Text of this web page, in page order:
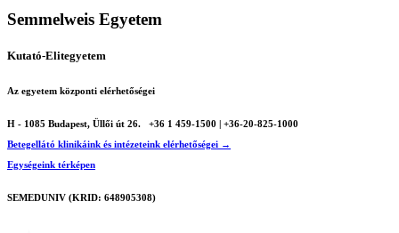
Semmelweis Egyetem
Kutató-Elitegyetem
Az egyetem központi elérhetőségei
H - 1085 Budapest, Üllői út 26.
+36 1 459-1500 | +36-20-825-1000
Betegellátó klinikáink és intézeteink elérhetőségei →
Egységeink térképen
SEMEDUNIV (KRID: 648905308)